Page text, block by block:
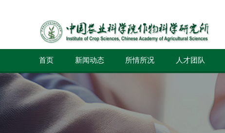
首页 新闻动态 所情所况 人才团队